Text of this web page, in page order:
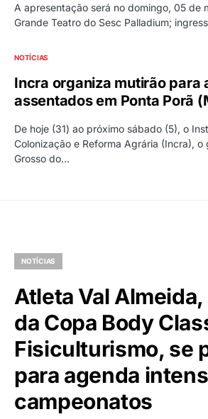
A apresentação será no domingo, 05 de
Grande Teatro do Sesc Palladium;
NOTÍCIAS
Incra organiza mutirão para
assentados em Ponta Porã
De hoje (31) ao próximo sábado (5), o
Colonização e Reforma Agrária (Incra),
Grosso do…
NOTÍCIAS
Atleta Val
da Copa Body
Fisiculturismo, se
para agenda
campeonatos